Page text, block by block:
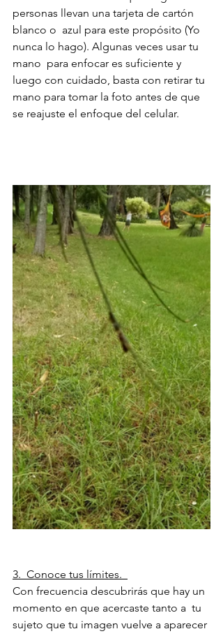
personas llevan una tarjeta de cartón
blanco o  azul para este propósito (Yo
nunca lo hago). Algunas veces usar tu
mano  para enfocar es suficiente y
luego con cuidado, basta con retirar tu
mano para tomar la foto antes de que
se reajuste el enfoque del celular.
3.  Conoce tus límites.
Con frecuencia descubrirás que hay un
momento en que acercaste tanto a  tu
sujeto que tu imagen vuelve a aparecer